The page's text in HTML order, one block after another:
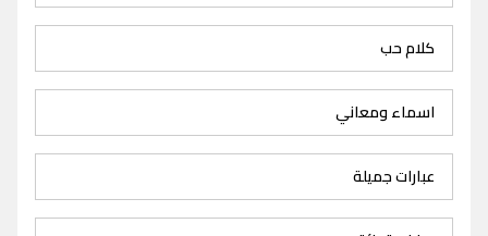
كلام حب
اسماء ومعاني
عبارات جميلة